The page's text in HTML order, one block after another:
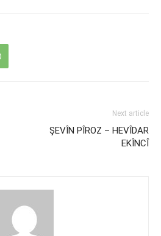
Next article
ŞEVÎN PÎROZ – HEVÎDAR
EKÎNCÎ